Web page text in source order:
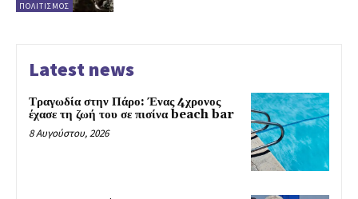
ΠΟΛΙΤΙΣΜΌΣ
Latest news
Τραγωδία στην Πάρο: Ένας 4χρονος
έχασε τη ζωή του σε πισίνα beach bar
8 Αυγούστου, 2026